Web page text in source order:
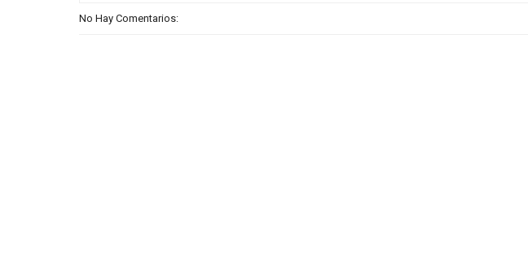
No Hay Comentarios: